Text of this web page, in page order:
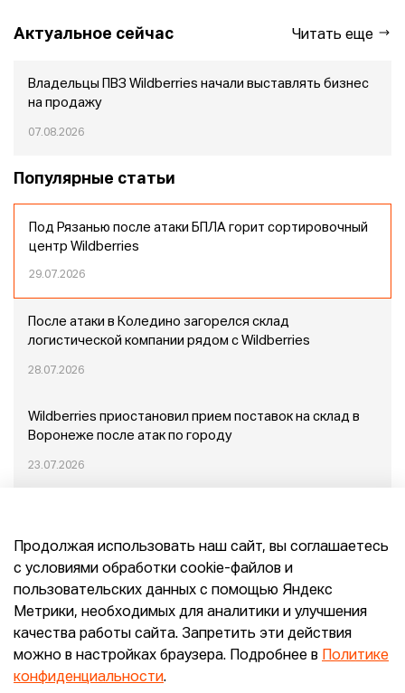
Актуальное сейчас Читать еще
Владельцы ПВЗ Wildberries начали выставлять бизнес
на продажу
07.08.2026
Популярные статьи
Под Рязанью после атаки БПЛА горит сортировочный
центр Wildberries
29.07.2026
После атаки в Коледино загорелся склад
логистической компании рядом с Wildberries
28.07.2026
Wildberries приостановил прием поставок на склад в
Воронеже после атак по городу
23.07.2026
Конец эпохи маркетплейсов: прогнозы сооснователя
Mr.Doors Максима Валецкого
26.06.2026
Продолжая использовать наш сайт, вы соглашаетесь
с условиями обработки cookie-файлов и
пользовательских данных с помощью Яндекс
Метрики, необходимых для аналитики и улучшения
качества работы сайта. Запретить эти действия
можно в настройках браузера. Подробнее в
Политике
конфиденциальности.